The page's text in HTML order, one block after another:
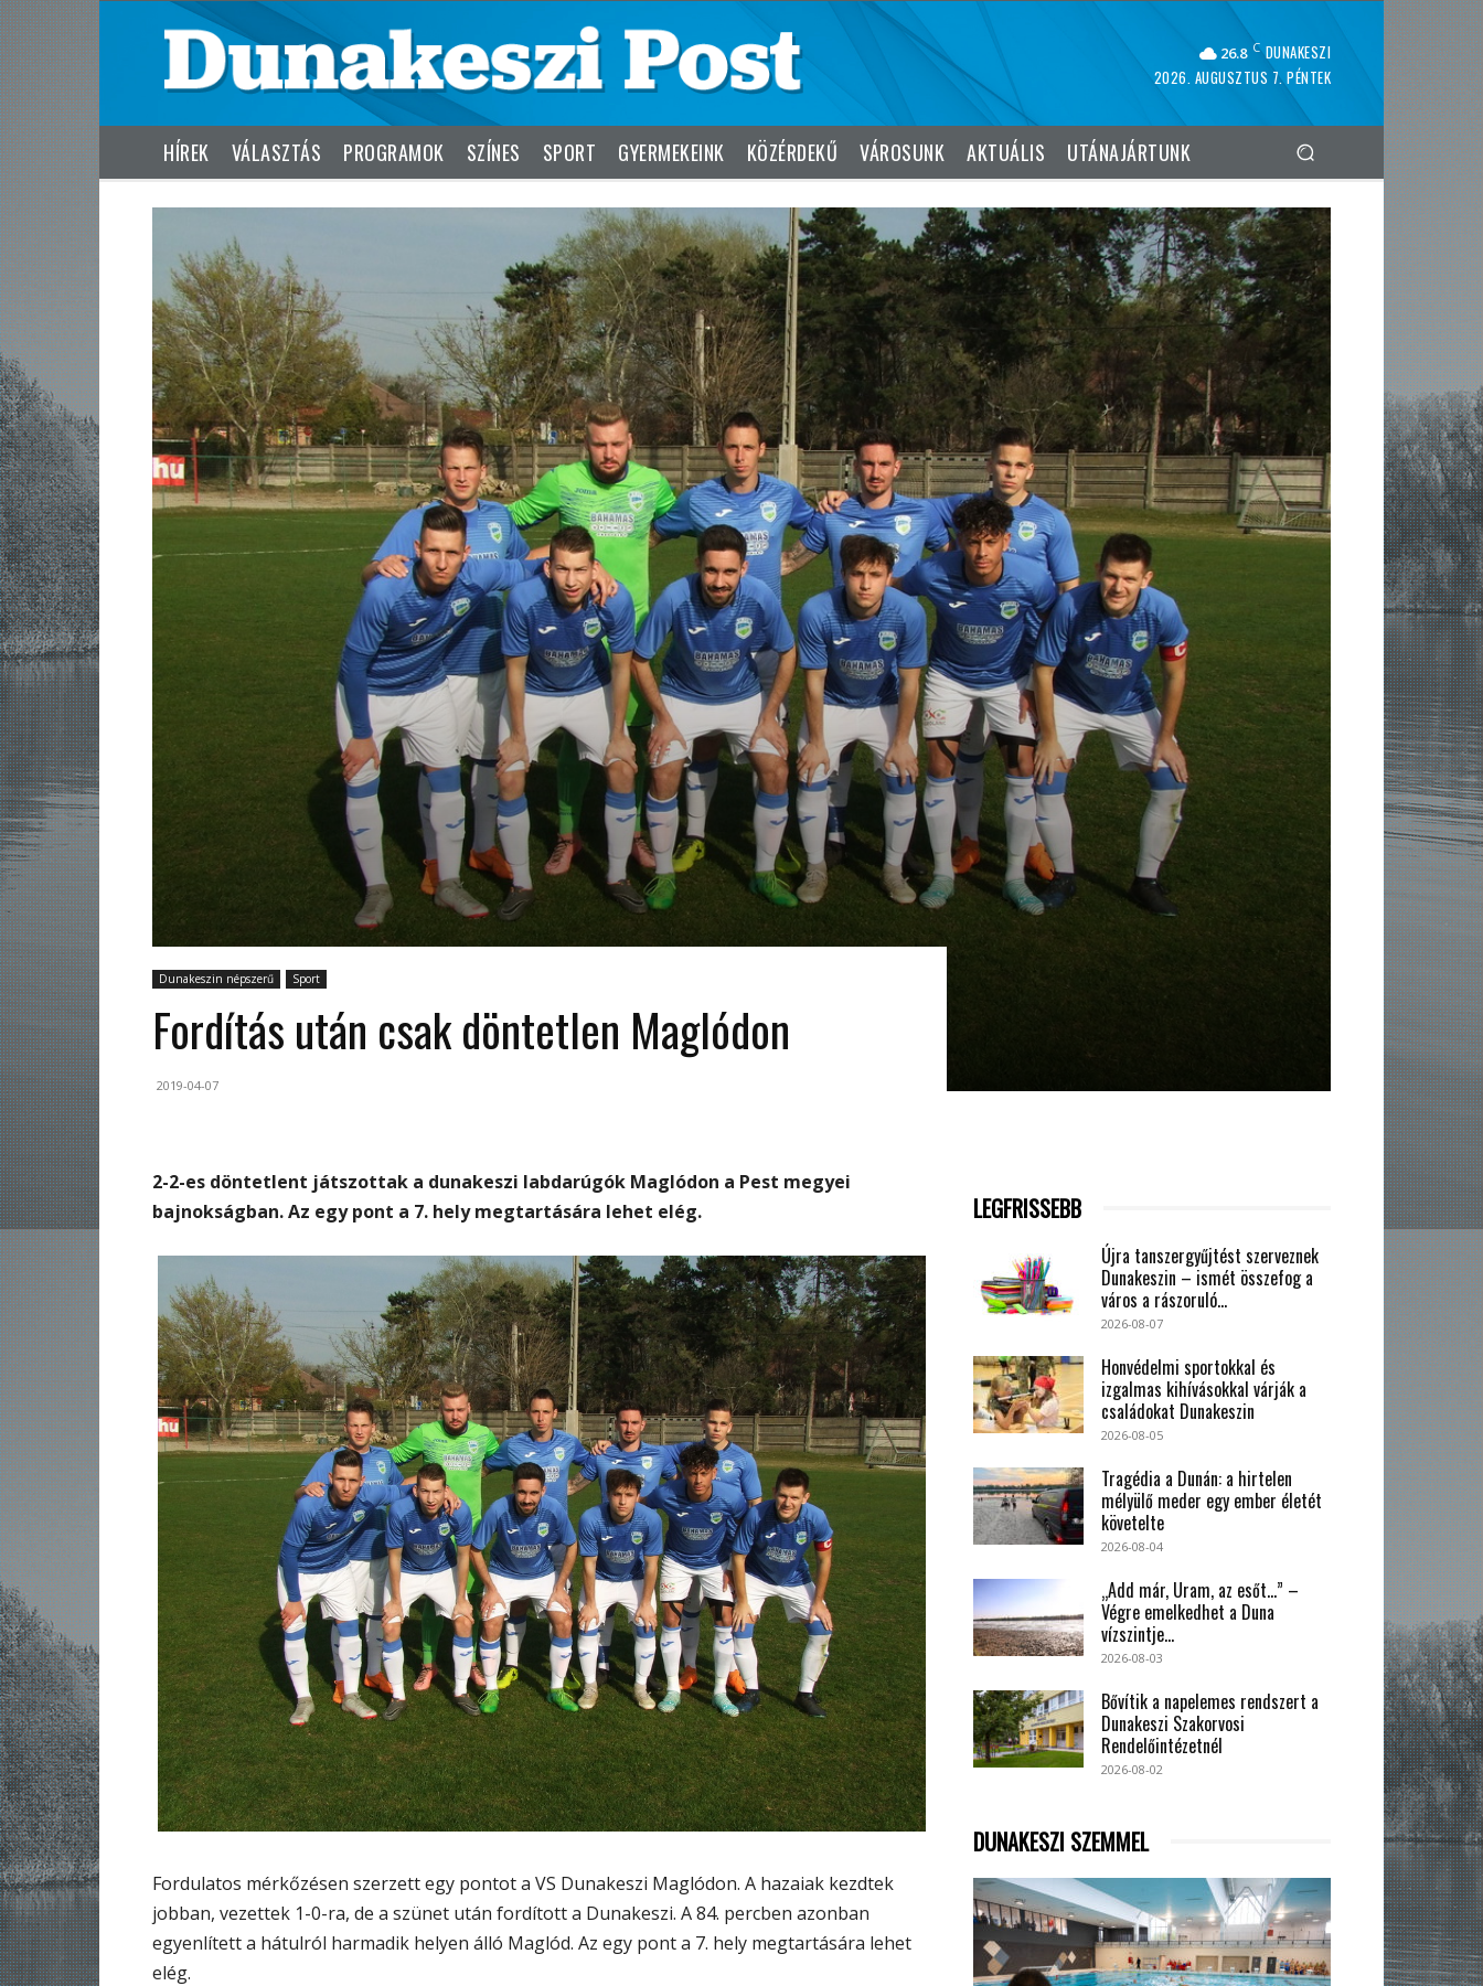
26.8 C DUNAKESZI
2026. AUGUSZTUS 7. PÉNTEK
HÍREK VÁLASZTÁS PROGRAMOK SZÍNES SPORT GYERMEKEINK KÖZÉRDEKŰ VÁROSUNK AKTUÁLIS UTÁNAJÁRTUNK
Dunakeszin népszerű Sport
Fordítás után csak döntetlen Maglódon
2019-04-07
2-2-es döntetlent játszottak a dunakeszi labdarúgók Maglódon a Pest megyei
bajnokságban. Az egy pont a 7. hely megtartására lehet elég.
Fordulatos mérkőzésen szerzett egy pontot a VS Dunakeszi Maglódon. A hazaiak kezdtek
jobban, vezettek 1-0-ra, de a szünet után fordított a Dunakeszi. A 84. percben azonban
egyenlített a hátulról harmadik helyen álló Maglód. Az egy pont a 7. hely megtartására lehet
elég.
LEGFRISSEBB
Újra tanszergyűjtést szerveznek
Dunakeszin – ismét összefog a
város a rászoruló...
2026-08-07
Honvédelmi sportokkal és
izgalmas kihívásokkal várják a
családokat Dunakeszin
2026-08-05
Tragédia a Dunán: a hirtelen
mélyülő meder egy ember életét
követelte
2026-08-04
„Add már, Uram, az esőt…” –
Végre emelkedhet a Duna
vízszintje...
2026-08-03
Bővítik a napelemes rendszert a
Dunakeszi Szakorvosi
Rendelőintézetnél
2026-08-02
DUNAKESZI SZEMMEL